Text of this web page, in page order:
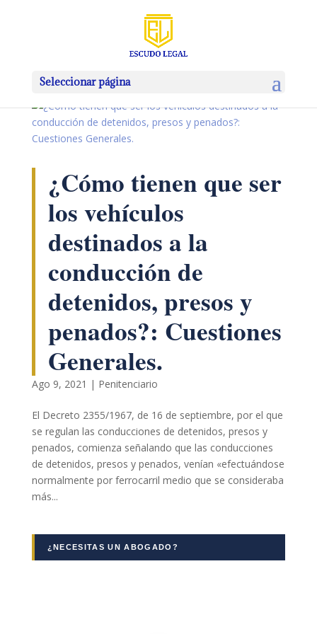
Seleccionar página
¿Cómo tienen que ser
los vehículos
destinados a la
conducción de
detenidos, presos y
penados?: Cuestiones
Generales.
Ago 9, 2021 | Penitenciario
El Decreto 2355/1967, de 16 de septiembre, por el que
se regulan las conducciones de detenidos, presos y
penados, comienza señalando que las conducciones
de detenidos, presos y penados, venían «efectuándose
normalmente por ferrocarril medio que se consideraba
más...
¿NECESITAS UN ABOGADO?
Necesarias
Estas
cookies no
son
opcionales.
para que
funcione la
web.